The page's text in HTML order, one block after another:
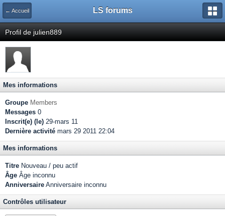
← Accueil LS forums
Profil de julien889
Mes informations
Groupe Members
Messages 0
Inscrit(e) (le) 29-mars 11
Dernière activité mars 29 2011 22:04
Mes informations
Titre Nouveau / peu actif
Âge Âge inconnu
Anniversaire Anniversaire inconnu
Contrôles utilisateur